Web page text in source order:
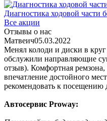
Диагностика ходовой части
Все акции
Отзывы о нас
Матвеич05.03.2022
Менял колоди и диски в
обслужили направляющие
отзыв). Комфортная ремзона,
впечатление достойного
рекомендовать к посещению
Автосервис Proway: